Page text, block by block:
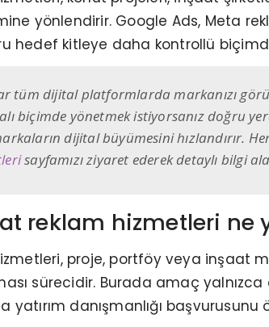
yönlendirir. Google Ads, Meta
hedef kitleye daha kontrollü
tüm dijital platformlarda markanızı
biçimde yönetmek istiyorsanız doğru
dijital büyümesini hızlandırır.
sayfamızı ziyaret ederek detaylı bilgi
reklam hizmetleri ne
proje, portföy veya inşaat
sürecidir. Burada amaç
yatırım danışmanlığı